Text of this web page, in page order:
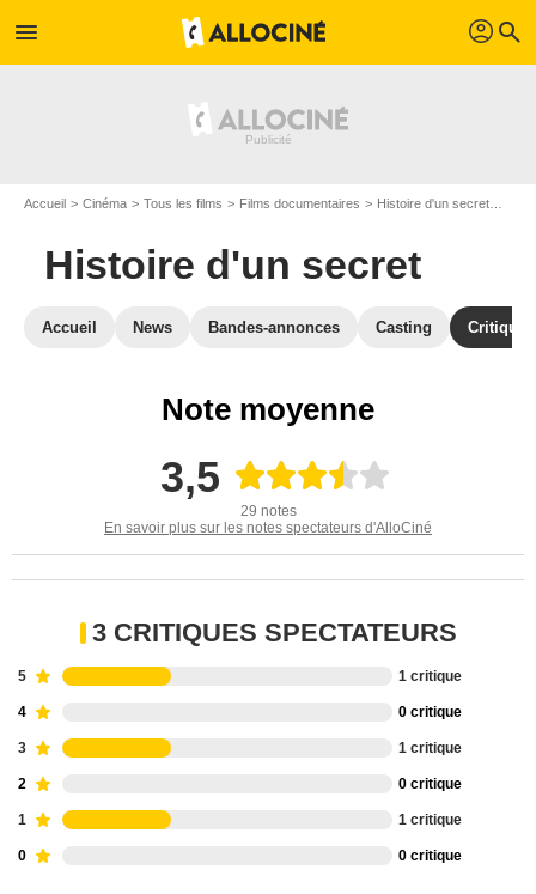
menu profil search
Accueil Cinéma Tous les films Films documentaires Histoire d'un secret
Histoire d'un secret
Accueil News Bandes-annonces Casting
Note moyenne
3,5
29 notes
En savoir plus sur les notes spectateurs d'AlloCiné
3 CRITIQUES SPECTATEURS
5 1 critique
4 0 critique
3 1 critique
2 0 critique
1 1 critique
0 0 critique